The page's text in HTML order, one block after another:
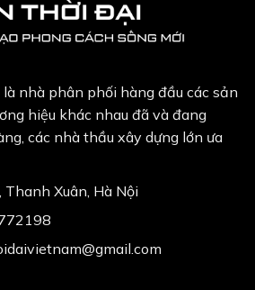
nhà phân phối hàng đầu các sản
hiệu khác nhau đã và đang
các nhà thầu xây dựng lớn ưa
Xuân, Hà Nội